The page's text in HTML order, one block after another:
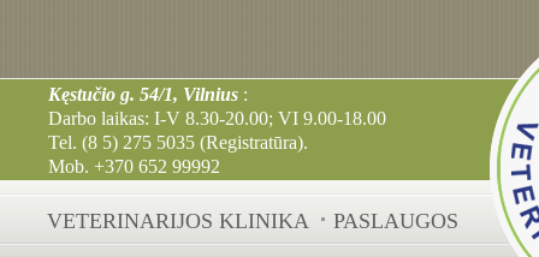
Kęstučio g. 54/1, Vilnius :
Darbo laikas: I-V 8.30-20.00; VI 9.00-18.00
Tel. (8 5) 275 5035 (Registratūra).
Mob. +370 652 99992
VETERINARIJOS KLINIKA PASLAUGOS